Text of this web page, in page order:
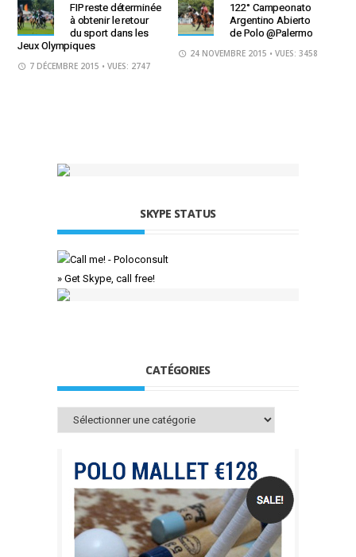
FIP reste déterminée
à obtenir le retour
du sport dans les
Jeux Olympiques
7 DÉCEMBRE 2015 • VUES: 2747
122° Campeonato
Argentino Abierto
de Polo @Palermo
24 NOVEMBRE 2015 • VUES: 3458
SKYPE STATUS
» Get Skype, call free!
CATÉGORIES
Catégories